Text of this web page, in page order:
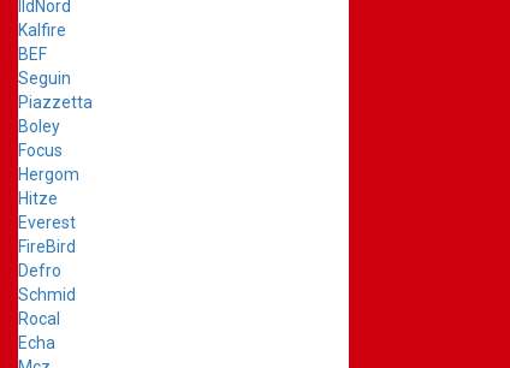
IldNord
Kalfire
BEF
Seguin
Piazzetta
Boley
Focus
Hergom
Hitze
Everest
FireBird
Defro
Schmid
Rocal
Echa